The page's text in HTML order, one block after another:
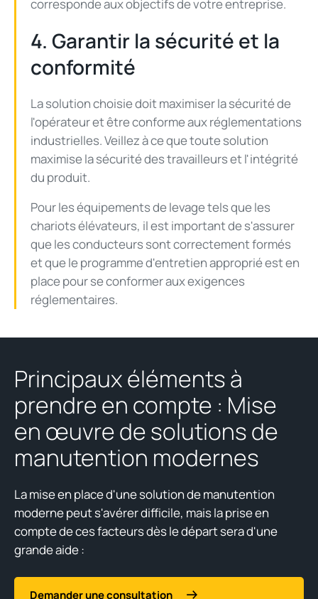
corresponde aux objectifs de votre entreprise.
4. Garantir la sécurité et la
conformité
La solution choisie doit maximiser la sécurité de
l'opérateur et être conforme aux réglementations
industrielles. Veillez à ce que toute solution
maximise la sécurité des travailleurs et l'intégrité
du produit.
Pour les équipements de levage tels que les
chariots élévateurs, il est important de s'assurer
que les conducteurs sont correctement formés
et que le programme d'entretien approprié est en
place pour se conformer aux exigences
réglementaires.
Principaux éléments à
prendre en compte : Mise
en œuvre de solutions de
manutention modernes
La mise en place d'une solution de manutention
moderne peut s'avérer difficile, mais la prise en
compte de ces facteurs dès le départ sera d'une
grande aide :
Demander une consultation